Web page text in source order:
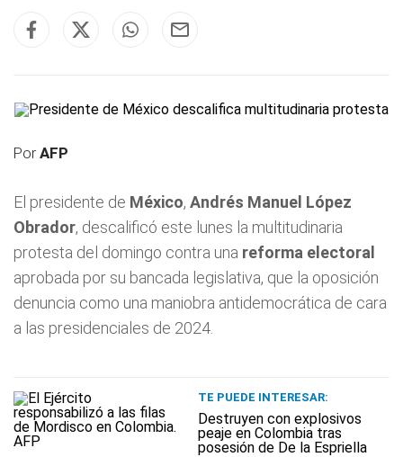
PorAFP
El presidente de México, Andrés Manuel López
Obrador, descalificó este lunes la multitudinaria
protesta del domingo contra una reforma electoral
aprobada por su bancada legislativa, que la oposición
denuncia como una maniobra antidemocrática de cara
a las presidenciales de 2024.
TE PUEDE INTERESAR:
Destruyen con explosivos
peaje en Colombia tras
posesión de De la Espriella